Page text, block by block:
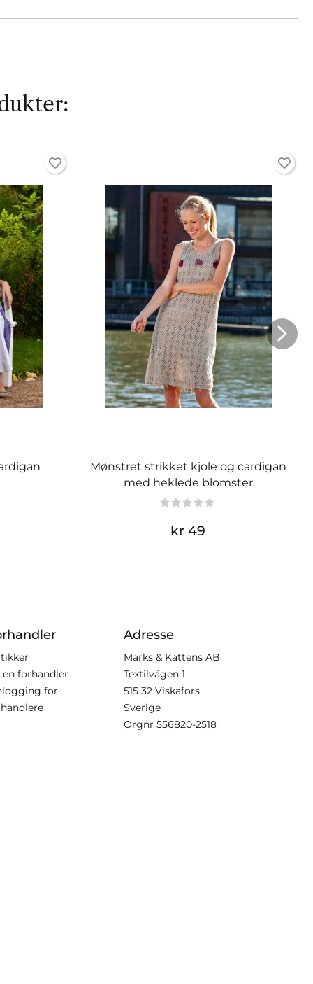
Mønstret strikket kjole og cardigan
med heklede blomster
kr 49
en forhandler
for
Adresse
Marks & Kattens AB
Textilvägen 1
515 32 Viskafors
Sverige
Orgnr 556820-2518